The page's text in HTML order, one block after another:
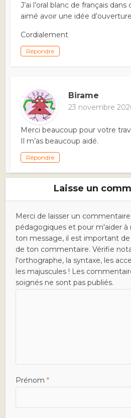
J’ai l’oral blanc de français dans
aimé avoir une idée
Cordialement
Répondre
Birame
23 novembre
Merci beaucoup pour votre
Il m’as beaucoup aidé.
Répondre
Laisse un
Merci de laisser un
pédagogiques et pour m'aider
ton message, il est important
de ton commentaire. Vérifie
l'orthographe, la syntaxe, les
les majuscules ! Les
soignés ne sont pas publiés.
Prénom*